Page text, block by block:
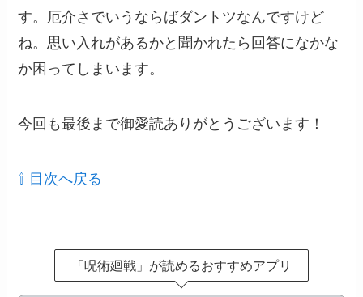
す。厄介さでいうならばダントツなんですけど
ね。思い入れがあるかと聞かれたら回答になかな
か困ってしまいます。
今回も最後まで御愛読ありがとうございます！
⇧ 目次へ戻る
「呪術廻戦」が読めるおすすめアプリ